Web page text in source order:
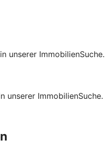
unserer ImmobilienSuche.
unserer ImmobilienSuche.